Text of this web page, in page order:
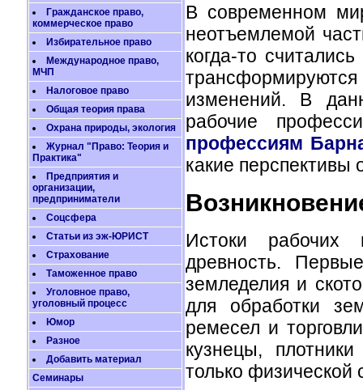
Гражданское право,
коммерческое право
Избирательное право
Международное право,
МЧП
Налоговое право
Общая теория права
Охрана природы, экология
Журнал "Право: Теория и
Практика"
Предприятия и
организации,
предприниматели
Соцсфера
Статьи из эж-ЮРИСТ
Страхование
Таможенное право
Уголовное право,
уголовный процесс
Юмор
Разное
Добавить материал
Семинары
В современном
неотъемлемой
когда-то
изменений. В
рабочие
профессиям
какие
Истоки рабочих
древность.
земледелия и
для обработки
ремесел и
кузнецы,
только